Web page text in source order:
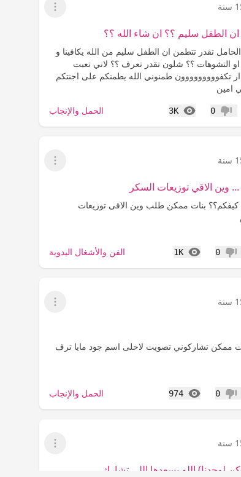
عرض القائمة
الطفل سليم ؟؟ ان شاء الله ؟؟
تقدر تتطمن ان الطفل سليم من الله يكافينا و
او التشوهات ؟؟ شلون تقدر تعرف ؟؟ لاني تعبت
تكفووووووووون طمنوني الله يطمنكم على اجنتكم
امين
عدم إعجاب
0
3K
المشاهدات الحمل والإنجاب
عرض القائمة
... وين الاقي توزيعات السكر
بنات ممكن طلب وين الاقى توزيعات
عدم إعجاب
0
1K
المشاهدات الفن والأشغال اليدوية
عرض القائمة
ممكن تشاركوني تصويت لاحلى اسم جود مايا ترف
عدم إعجاب
0
974
المشاهدات الحمل والإنجاب
عرض القائمة
لوحدنا) الله يسعدها اللي تشارك